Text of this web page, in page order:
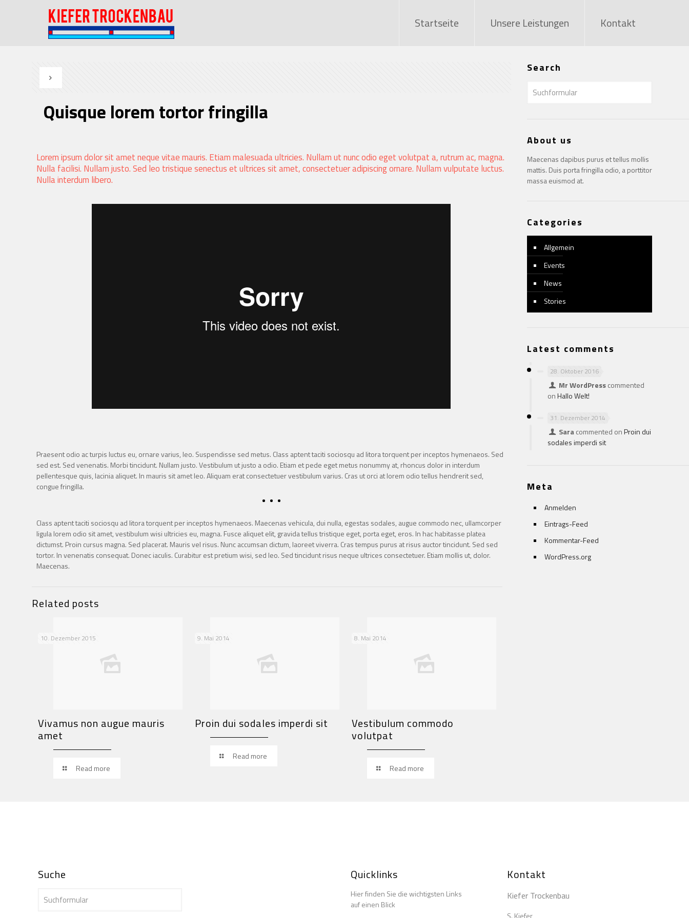
Startseite Unsere Leistungen Kontakt
Quisque lorem tortor fringilla
Lorem ipsum dolor sit amet neque vitae mauris. Etiam malesuada ultricies. Nullam ut nunc odio eget volutpat a, rutrum ac, magna.
Nulla facilisi. Nullam justo. Sed leo tristique senectus et ultrices sit amet, consectetuer adipiscing ornare. Nullam vulputate luctus.
Nulla interdum libero.
Praesent odio ac turpis luctus eu, ornare varius, leo. Suspendisse sed metus. Class aptent taciti sociosqu ad litora torquent per inceptos hymenaeos. Sed
sed est. Sed venenatis. Morbi tincidunt. Nullam justo. Vestibulum ut justo a odio. Etiam et pede eget metus nonummy at, rhoncus dolor in interdum
pellentesque quis, lacinia aliquet. In mauris sit amet leo. Aliquam erat consectetuer vestibulum varius. Cras ut orci at lorem odio tellus hendrerit sed,
congue fringilla.
Class aptent taciti sociosqu ad litora torquent per inceptos hymenaeos. Maecenas vehicula, dui nulla, egestas sodales, augue commodo nec, ullamcorper
ligula lorem odio sit amet, vestibulum wisi ultricies eu, magna. Fusce aliquet elit, gravida tellus tristique eget, porta eget, eros. In hac habitasse platea
dictumst. Proin cursus magna. Sed placerat. Mauris vel risus. Nunc accumsan dictum, laoreet viverra. Cras tempus purus at risus auctor tincidunt. Sed sed
tortor. In venenatis consequat. Donec iaculis. Curabitur est pretium wisi, sed leo. Sed tincidunt risus neque ultrices consectetuer. Etiam mollis ut, dolor.
Maecenas.
Related posts
10. Dezember 2015
Vivamus non augue mauris
amet
Read more
9. Mai 2014
Proin dui sodales imperdi sit
Read more
8. Mai 2014
Vestibulum commodo
volutpat
Read more
Search
About us
Maecenas dapibus purus et tellus mollis
mattis. Duis porta fringilla odio, a porttitor
massa euismod at.
Categories
Allgemein
Events
News
Stories
Latest comments
28. Oktober 2016
Mr WordPresscommented
onHallo Welt!
31. Dezember 2014
Saracommented onProin dui
sodales imperdi sit
Meta
Anmelden
Eintrags-Feed
Kommentar-Feed
WordPress.org
Suche Quicklinks
Hier finden Sie die wichtigsten Links
auf einen Blick
Kontakt
Kiefer Trockenbau
S. Kiefer